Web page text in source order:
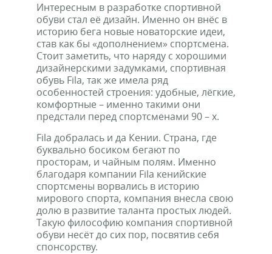
Интересным в разработке спортивной
обуви стал её дизайн. Именно он внёс в
историю бега новые новаторские идеи,
став как бы «дополнением» спортсмена.
Стоит заметить, что наряду с хорошими
дизайнерскими задумками, спортивная
обувь Fila, так же имела ряд
особенностей строения: удобные, лёгкие,
комфортные – именно такими они
предстали перед спортсменами 90 – х.
Fila добралась и да Кении. Страна, где
буквально босиком бегают по
просторам, и чайным полям. Именно
благодаря компании Fila кенийские
спортсмены ворвались в историю
мирового спорта, компания внесла свою
долю в развитие таланта простых людей.
Такую философию компания спортивной
обуви несёт до сих пор, посвятив себя
спонсорству.